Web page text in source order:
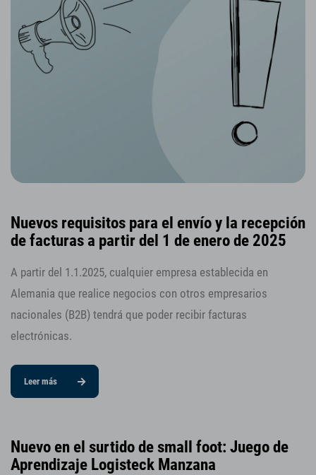
Nuevos requisitos para el envío y la recepción
de facturas a partir del 1 de enero de 2025
A partir del 1.1.2025, cualquier empresa establecida en
Alemania que realice negocios con otros empresarios
nacionales (B2B) tendrá que poder recibir facturas
electrónicas.
Leer más
Nuevo en el surtido de small foot: Juego de
Aprendizaje Logisteck Manzana